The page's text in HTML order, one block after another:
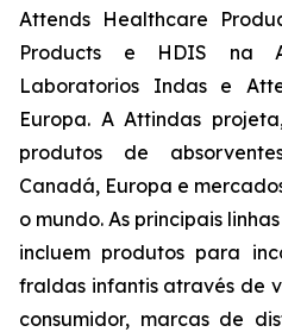
Attends Healthcare
Products e HDIS na
Laboratorios Indas e
Europa. A Attindas
produtos de
Canadá, Europa e
o mundo. As principais
incluem produtos para
fraldas infantis através de
consumidor, marcas de